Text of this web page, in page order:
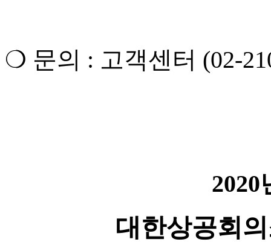
❍ 문의 : 고객센터 (02-
2020
대한상공회